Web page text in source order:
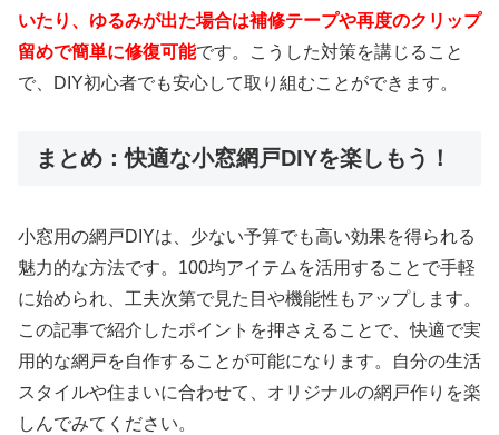
いたり、ゆるみが出た場合は補修テープや再度のクリップ
留めで簡単に修復可能です。こうした対策を講じること
で、DIY初心者でも安心して取り組むことができます。
まとめ：快適な小窓網戸DIYを楽しもう！
小窓用の網戸DIYは、少ない予算でも高い効果を得られる
魅力的な方法です。100均アイテムを活用することで手軽
に始められ、工夫次第で見た目や機能性もアップします。
この記事で紹介したポイントを押さえることで、快適で実
用的な網戸を自作することが可能になります。自分の生活
スタイルや住まいに合わせて、オリジナルの網戸作りを楽
しんでみてください。